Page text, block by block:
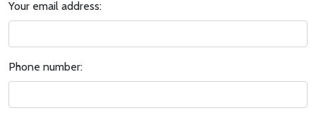
Your email address:
Phone number: